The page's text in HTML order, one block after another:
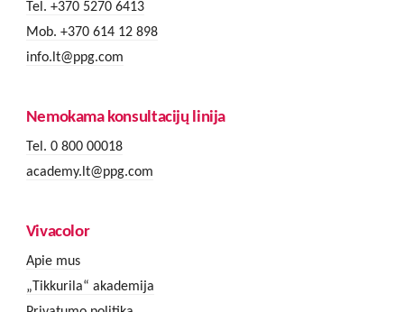
Tel. +370 5270 6413
Mob. +370 614 12 898
info.lt@ppg.com
Nemokama konsultacijų linija
Tel. 0 800 00018
academy.lt@ppg.com
Vivacolor
Apie mus
„Tikkurila“ akademija